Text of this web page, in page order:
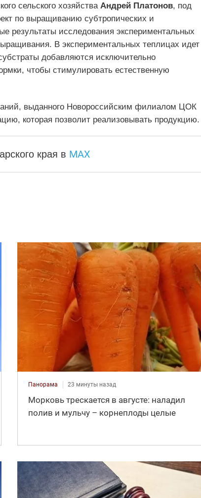
сельского хозяйства Андрей Платонов, под
по выращиванию субтропических и
результаты исследования экспериментальных
В экспериментальных теплицах идет
добавляются исключительно
чтобы стимулировать естественную
выданного Новороссийским филиалом ЦОК
которая позволит реализовывать продукцию.
края в MAX
Панорама 23 минуты назад
Морковь трескается в августе: наладил
полив и мульчу – корнеплоды целые